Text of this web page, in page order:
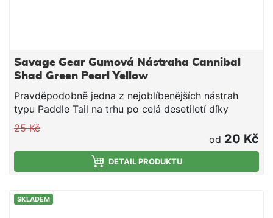
Savage Gear Gumová Nástraha Cannibal
Shad Green Pearl Yellow
Pravděpodobně jedna z nejoblíbenějších nástrah
typu Paddle Tail na trhu po celá desetiletí díky
úžasné rychlosti záběru a snadnému použití.
Cannibal shad má úžasně živou akci jak při propadu,
tak při stahování. Je to nesmírně všestranná
nástraha, která dokáže chytit okouny, pstruhy, štiky,
candáty, sumce, tresky a další ryby. Barevná řada
vstřikování nyní zahrnuje širší paletu superúčinných
25 Kč
od 20 Kč
DETAIL PRODUKTU
SKLADEM